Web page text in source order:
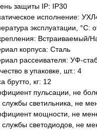
защиты IP: IP30
исполнение:
эксплуатации, °С:
Встраиваемый/
корпуса: Сталь
рассеивателя: УФ-
в упаковке, шт.: 4
брутто, кг: 12
пульсации, не
службы светильника, не
мощности, не
службы светодиодов, не